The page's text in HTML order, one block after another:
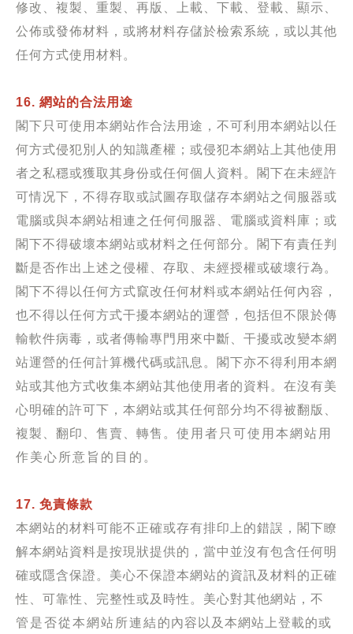
修改、複製、重製、再版、上載、下載、登載、顯示、
公佈或發佈材料，或將材料存儲於檢索系統，或以其他
任何方式使用材料。
16. 網站的合法用途
閣下只可使用本網站作合法用途，不可利用本網站以任
何方式侵犯別人的知識產權；或侵犯本網站上其他使用
者之私穩或獲取其身份或任何個人資料。閣下在未經許
可情况下，不得存取或試圖存取儲存本網站之伺服器或
電腦或與本網站相連之任何伺服器、電腦或資料庫；或
閣下不得破壞本網站或材料之任何部分。閣下有責任判
斷是否作出上述之侵權、存取、未經授權或破壞行為。
閣下不得以任何方式竄改任何材料或本網站任何內容，
也不得以任何方式干擾本網站的運營，包括但不限於傳
輸軟件病毒，或者傳輸專門用來中斷、干擾或改變本網
站運營的任何計算機代碼或訊息。閣下亦不得利用本網
站或其他方式收集本網站其他使用者的資料。在沒有美
心明確的許可下，本網站或其任何部分均不得被翻版、
複製、翻印、售賣、轉售。 使用者只可使用本網站用
作美心所意旨的目的。
17. 免責條款
本網站的材料可能不正確或存有排印上的錯誤，閣下瞭
解本網站資料是按現狀提供的，當中並沒有包含任何明
確或隱含保證。美心不保證本網站的資訊及材料的正確
性、可靠性、完整性或及時性。美心對其他網站， 不
管是否從本網站所連結 的內容以及本網站上登載的或